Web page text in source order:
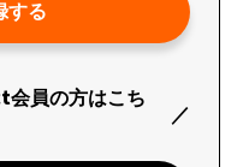
する
員の方はこち